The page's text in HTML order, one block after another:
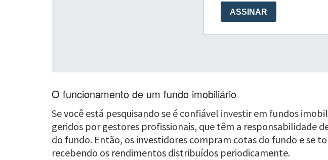
O funcionamento de um fundo imobiliário
Se você está pesquisando se é confiável investir em fundos
geridos por gestores profissionais, que têm a responsabilidade
do fundo. Então, os investidores compram cotas do fundo e se
recebendo os rendimentos distribuídos periodicamente.